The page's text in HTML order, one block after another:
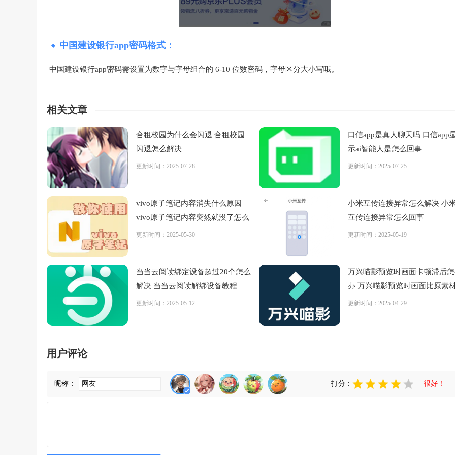
中国建设银行app密码格式：
中国建设银行app密码需设置为数字与字母组合的 6-10 位数密码，字母区分大小写哦。
相关文章
合租校园为什么会闪退 合租校园
闪退怎么解决
更新时间：2025-07-28
口信app是真人聊天吗 口信app
示ai智能人是怎么回事
更新时间：2025-07-25
vivo原子笔记内容消失什么原因
vivo原子笔记内容突然就没了怎么
解决
更新时间：2025-05-30
小米互传连接异常怎么解决 小
互传连接异常怎么回事
更新时间：2025-05-19
当当云阅读绑定设备超过20个怎么
解决 当当云阅读解绑设备教程
更新时间：2025-05-12
万兴喵影预览时画面卡顿滞后
办 万兴喵影预览时画面比原素
更模糊怎么解决
更新时间：2025-04-29
用户评论
昵称： 打分： 很好！